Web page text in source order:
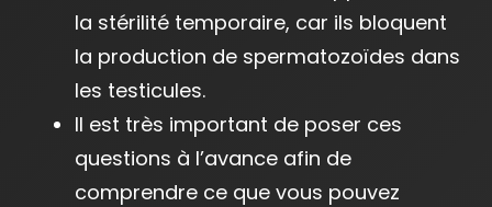
la stérilité temporaire, car ils bloquent
la production de spermatozoïdes dans
les testicules.
Il est très important de poser ces
questions à l’avance afin de
comprendre ce que vous pouvez